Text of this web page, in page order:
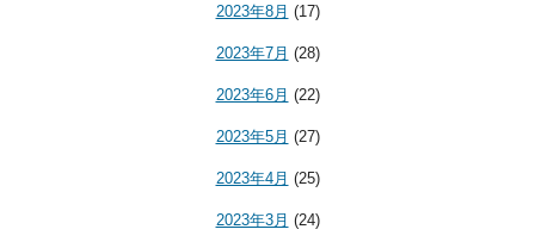
2023年8月 (17)
2023年7月 (28)
2023年6月 (22)
2023年5月 (27)
2023年4月 (25)
2023年3月 (24)